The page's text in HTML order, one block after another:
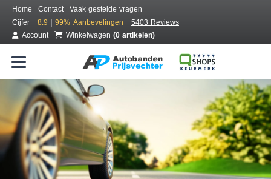
Home Contact
Vaak gestelde vragen
Cijfer
8.9 | 99% Aanbevelingen
5403 Reviews
Account
Winkelwagen (0 artikelen)
Bestel voordelig banden online